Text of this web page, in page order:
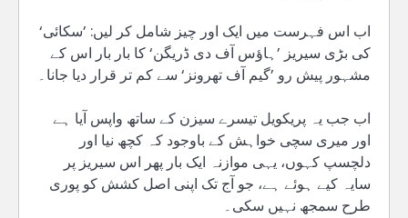
اب اس فہرست میں ایک اور چیز شامل کر لیں: ’سکائی‘
کی بڑی سیریز ’ہاؤس آف دی ڈریگن‘ کا بار بار اس کے
مشہور پیش رو ’گیم آف تھرونز‘ سے کم تر قرار دیا جانا۔
اب جب یہ پریکویل تیسرے سیزن کے ساتھ واپس آیا ہے
اور میری سچی خواہش کے باوجود کہ کچھ نیا اور
دلچسپ کہوں، یہی موازنہ ایک بار پھر اس سیریز پر
سایہ کیے ہوئے ہے، جو آج تک اپنی اصل کشش کو پوری
طرح سمجھ نہیں سکی۔